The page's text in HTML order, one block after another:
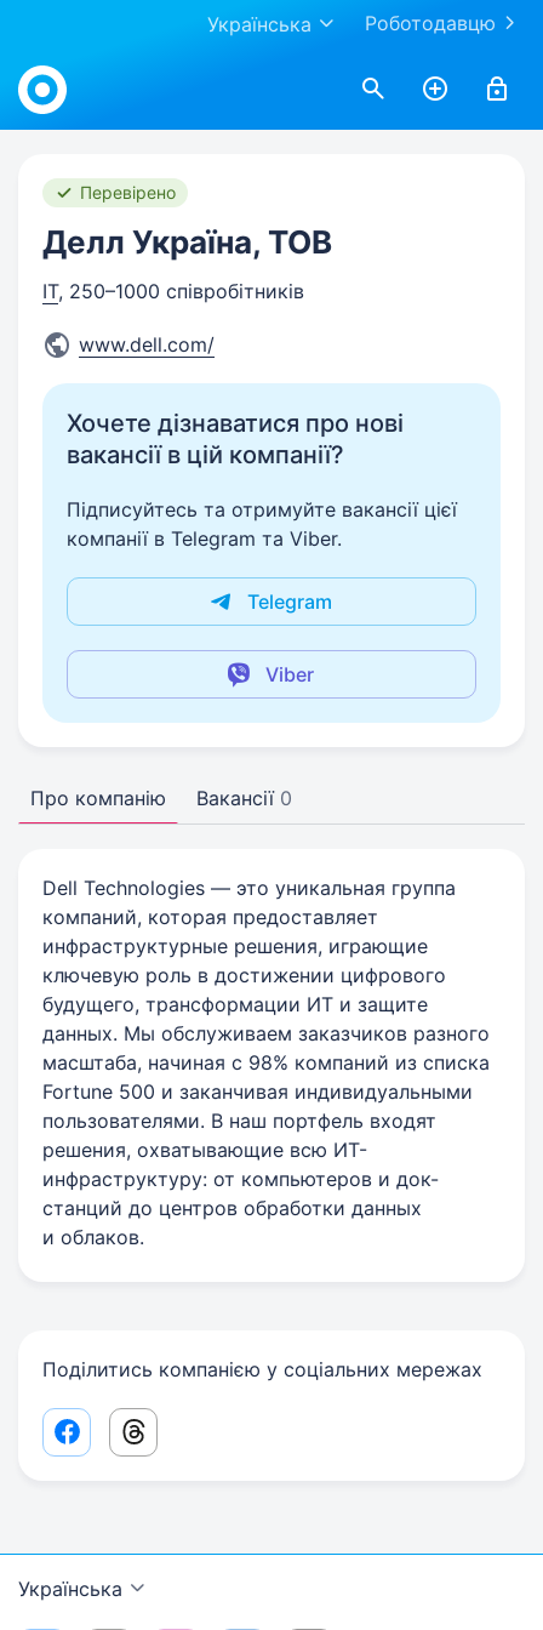
Роботодавцю
Українська
Work.ua
Перевірено
Делл Україна, ТОВ
IT, 250–1000 співробітників
www.dell.com/
Хочете дізнаватися про нові
вакансії в цій компанії?
Підписуйтесь та отримуйте вакансії цієї
компанії в Telegram та Viber.
Telegram
Viber
Про компанію Вакансії 0
Dell Technologies — это уникальная группа
компаний, которая предоставляет
инфраструктурные решения, играющие
ключевую роль в достижении цифрового
будущего, трансформации ИТ и защите
данных. Мы обслуживаем заказчиков разного
масштаба, начиная с 98% компаний из списка
Fortune 500 и заканчивая индивидуальными
пользователями. В наш портфель входят
решения, охватывающие всю ИТ-
инфраструктуру: от компьютеров и док-
станций до центров обработки данных
и облаков.
Поділитись компанією у соціальних мережах
Facebook share link
Threads share link
Українська